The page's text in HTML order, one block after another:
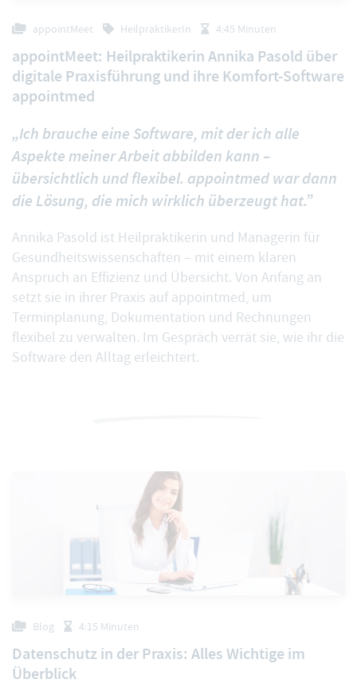
appointMeet HeilpraktikerIn 4:45 Minuten
appointMeet: Heilpraktikerin Annika Pasold über
digitale Praxisführung und ihre Komfort-Software
appointmed
„Ich brauche eine Software, mit der ich alle
Aspekte meiner Arbeit abbilden kann –
übersichtlich und flexibel. appointmed war dann
die Lösung, die mich wirklich überzeugt hat.”
Annika Pasold ist Heilpraktikerin und Managerin für
Gesundheitswissenschaften – mit einem klaren
Anspruch an Effizienz und Übersicht. Von Anfang an
setzt sie in ihrer Praxis auf appointmed, um
Terminplanung, Dokumentation und Rechnungen
flexibel zu verwalten. Im Gespräch verrät sie, wie ihr die
Software den Alltag erleichtert.
Blog 4:15 Minuten
Datenschutz in der Praxis: Alles Wichtige im
Überblick